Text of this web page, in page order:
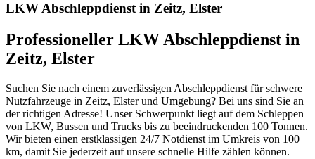
LKW Abschleppdienst in Zeitz, Elster
Professioneller LKW Abschleppdienst in
Zeitz, Elster
Suchen Sie nach einem zuverlässigen Abschleppdienst für schwere
Nutzfahrzeuge in Zeitz, Elster und Umgebung? Bei uns sind Sie an
der richtigen Adresse! Unser Schwerpunkt liegt auf dem Schleppen
von LKW, Bussen und Trucks bis zu beeindruckenden 100 Tonnen.
Wir bieten einen erstklassigen 24/7 Notdienst im Umkreis von 100
km, damit Sie jederzeit auf unsere schnelle Hilfe zählen können.